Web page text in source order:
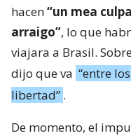
hacen“un mea
arraigo”, lo que
viajara a Brasil.
dijo que va “entre
libertad” .
De momento, el